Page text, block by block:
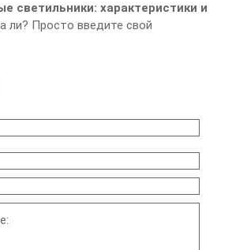
светильники: характеристики и
ли? Просто введите свой